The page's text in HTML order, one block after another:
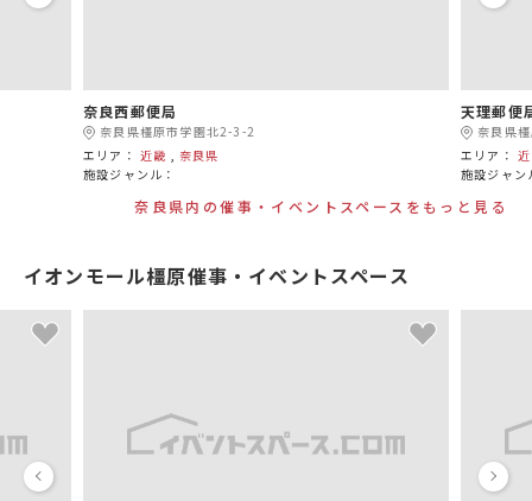
奈良西郵便局
奈良県橿原市学園北2-3-2
エリア： 近畿 , 奈良県
施設ジャンル：
天理郵便
奈良県
エリア：
施設ジャン
奈良県内の催事・イベントスペースをもっと見る
イオンモール橿原催事・イベントスペース